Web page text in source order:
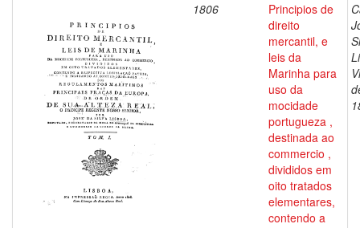
1806
Principios de
direito
mercantil, e
leis da
Marinha para
uso da
mocidade
portugueza ,
destinada ao
commercio ,
divididos em
oito tratados
elementares,
contendo a